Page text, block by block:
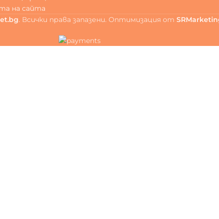
на сайта
. Всички права запазени. Оптимизация от